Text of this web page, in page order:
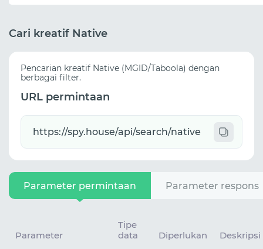
Cari kreatif Native
Pencarian kreatif Native (MGID/Taboola) dengan
berbagai filter.
URL permintaan
Parameter permintaan Parameter respons
Parameter
Tipe
data
Diperlukan Deskripsi